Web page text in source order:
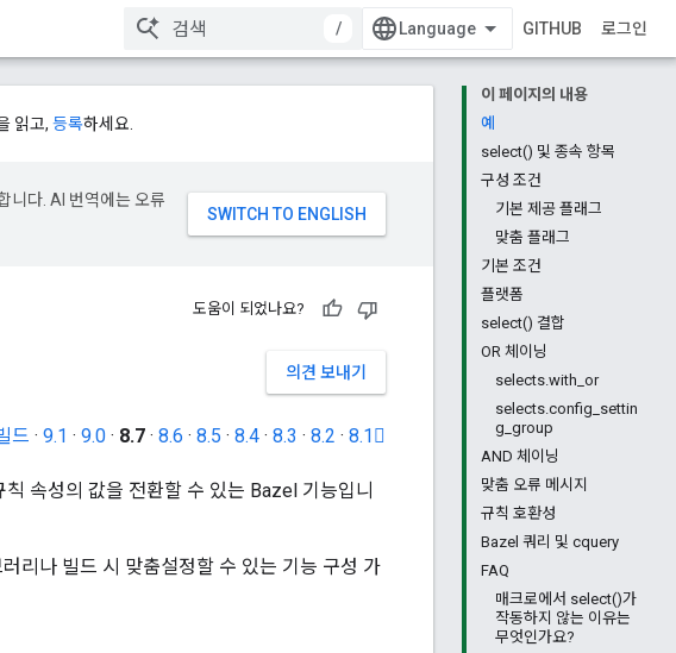
/ GITHUB 로그인
이 페이지의 내용
예
select() 및 종속 항목
구성 조건
기본 제공 플래그
맞춤 플래그
기본 조건
플랫폼
select() 결합
OR 체이닝
selects.with_or
selects.config_settin
g_group
AND 체이닝
맞춤 오류 메시지
규칙 호환성
Bazel 쿼리 및 cquery
FAQ
매크로에서 select()가
작동하지 않는 이유는
무엇인가요?
읽고, 등록하세요.
니다. AI 번역에는 오류
도움이 되었나요?
의견 보내기
드 · 9.1 · 9.0 · 8.7 · 8.6 · 8.5 · 8.4 · 8.3 · 8.2 · 8.1
속성의 값을 전환할 수 있는 Bazel 기능입니
리나 빌드 시 맞춤설정할 수 있는 기능 구성 가